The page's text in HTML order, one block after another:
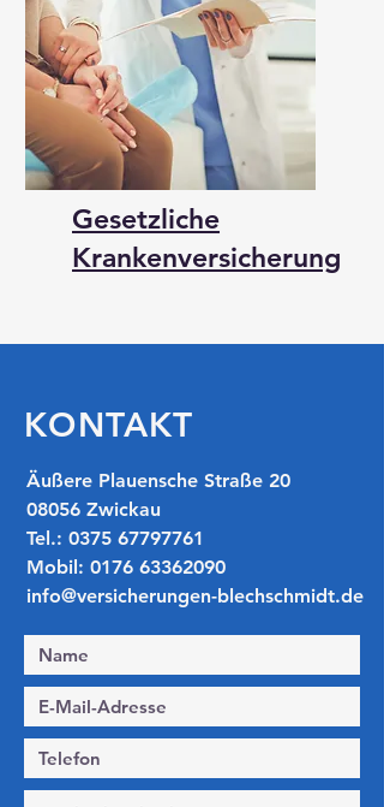
Gesetzliche
Krankenversicherung
KONTAKT
​​Äußere Plauensche Straße 20
08056 Zwickau
Tel.: 0375 67797761
Mobil: 0176 63362090
info@versicherungen-blechschmidt.de